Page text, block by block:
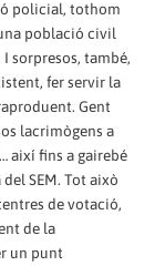
policial, tothom
població civil
sorpresos, també,
fer servir la
Gent
lacrimògens a
així fins a gairebé
SEM. Tot això
de votació,
de la
un punt